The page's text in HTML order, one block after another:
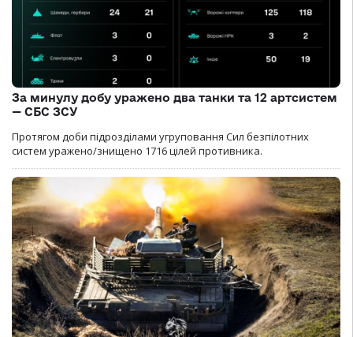
За минулу добу уражено два танки та 12 артсистем
— СБС ЗСУ
Протягом доби підрозділами угруповання Сил безпілотних
систем уражено/знищено 1716 цілей противника.